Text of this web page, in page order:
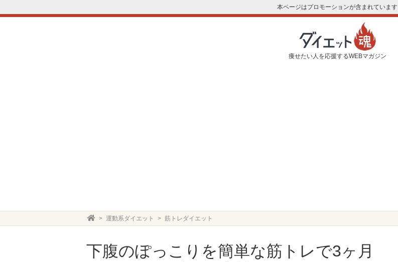
本ページはプロモーションが含まれています
痩せたい人を応援するWEBマガジン
運動系ダイエット 筋トレダイエット
下腹のぽっこりを簡単な筋トレで3ヶ月